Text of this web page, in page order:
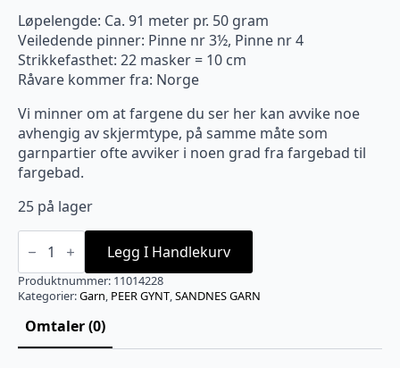
Løpelengde: Ca. 91 meter pr. 50 gram
Veiledende pinner: Pinne nr 3½, Pinne nr 4
Strikkefasthet: 22 masker = 10 cm
Råvare kommer fra: Norge
Vi minner om at fargene du ser her kan avvike noe
avhengig av skjermtype, på samme måte som
garnpartier ofte avviker i noen grad fra fargebad til
fargebad.
25 på lager
4228
Peer
Rød
antall
Legg I Handlekurv
Produktnummer: 11014228
Kategorier:Garn, PEER GYNT,SANDNES GARN
Omtaler (0)